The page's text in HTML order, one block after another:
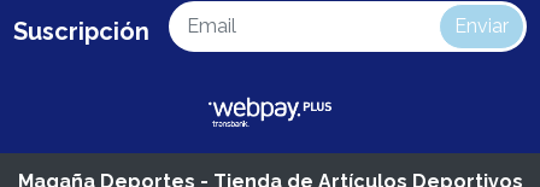
Suscripción Enviar
Magaña Deportes - Tienda de Artículos Deportivos